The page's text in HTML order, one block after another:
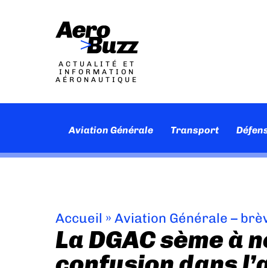
ACTUALITÉ ET
INFORMATION
AÉRONAUTIQUE
Aviation Générale Transport
Accueil » Aviation Générale –
La DGAC sème à